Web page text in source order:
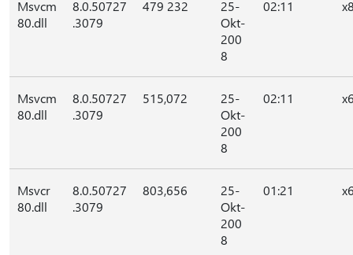
Msvcm
80.dll
8.0.50727
.3079
479 232
25-
Okt-
200
8
02:11
Msvcm
80.dll
8.0.50727
.3079
515,072
25-
Okt-
200
8
02:11
Msvcr
80.dll
8.0.50727
.3079
803,656
25-
Okt-
200
8
01:21